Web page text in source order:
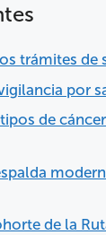
trámites de
por
de
de la